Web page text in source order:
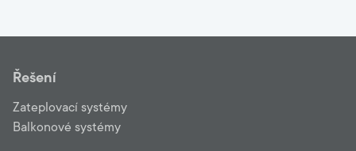
Řešení
Zateplovací systémy
Balkonové systémy